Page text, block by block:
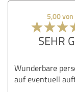
5,00 von
SEHR
Wunderbare
auf eventuell